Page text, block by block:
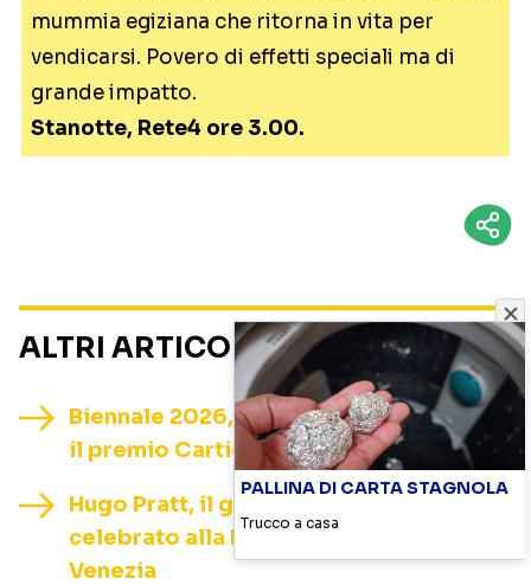
mummia egiziana che ritorna in vita per
vendicarsi. Povero di effetti speciali ma di
grande impatto.
Stanotte, Rete4 ore 3.00.
ALTRI ARTICOLI SUNOTIZIE
Biennale 2026, Luca Guadagnino riceve
il premio Cartier Glory to the Filmmaker
Hugo Pratt, il genio di Corto Maltese
celebrato alla Mostra del Cinema di
Venezia
PALLINA DI CARTA STAGNOLA
Trucco a casa